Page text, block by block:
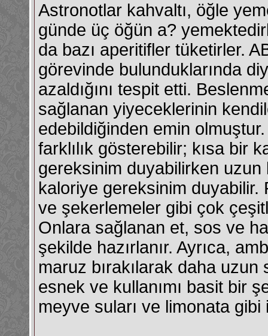
Astronotlar kahvaltı, öğle
günde üç öğün a?
da bazı aperitifler tüketirler.
görevinde bulunduklarında
azaldığını tespit etti.
sağlanan yiyeceklerinin
edebildiğinden emin
farklılık gösterebilir; kısa bir
gereksinim duyabilirken
kaloriye gereksinim duyabilir.
ve şekerlemeler gibi çok
Onlara sağlanan et, sos ve
şekilde hazırlanır. Ayrıca,
maruz bırakılarak daha
esnek ve kullanımı basit bir
meyve suları ve limonata